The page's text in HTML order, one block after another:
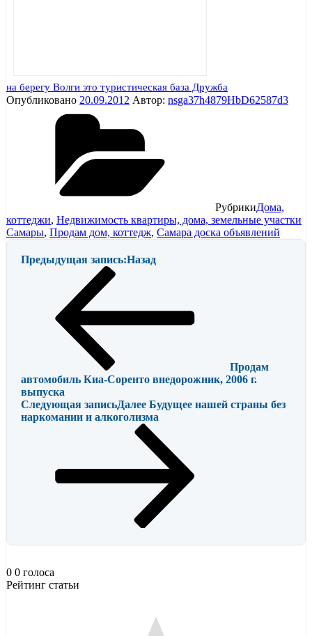
на берегу Волги это туристическая база Дружба
Опубликовано 20.09.2012 Автор: nsga37h4879HbD62587d3
РубрикиДома,
коттеджи, Недвижимость квартиры, дома, земельные участки
Самары, Продам дом, коттедж, Самара доска объявлений
Предыдущая запись:Назад
Продам
автомобиль Киа-Соренто внедорожник, 2006 г.
выпуска
Следующая записьДалее Будущее нашей страны без
наркомании и алкоголизма
0 0 голоса
Рейтинг статьи